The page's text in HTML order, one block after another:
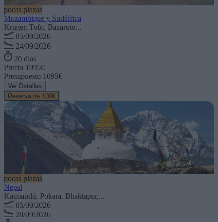
pocas plazas
Mozambique y Sudáfrica
Kruger, Tofo, Bazaruto...
05/09/2026
24/09/2026
20 dias
Precio 1995€
Presupuesto 1095€
Ver Detalles
Reserva de 100€
pocas plazas
Nepal
Katmandú, Pokara, Bhaktapur,...
05/09/2026
20/09/2026